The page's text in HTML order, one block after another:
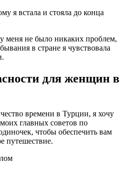
я встала и стояла до конца
меня не было никаких проблем,
в стране я чувствовала
для женщин в
времени в Турции, я хочу
главных советов по
чтобы обеспечить вам
путешествие.